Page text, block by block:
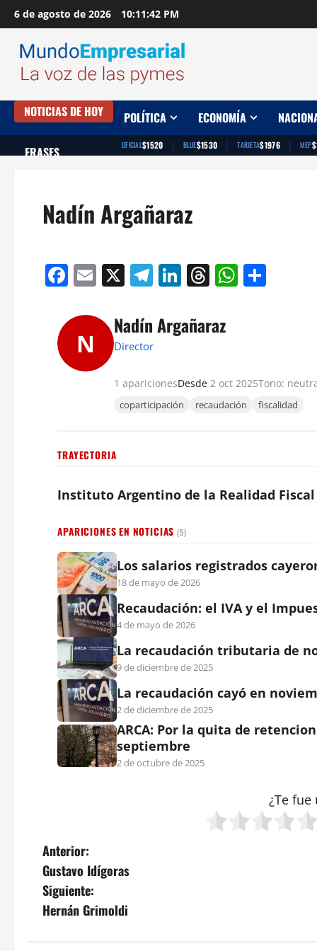
Saltar
al
contenido
6 de agosto de 2026 10:11:43 PM
NOTICIAS DE HOY POLÍTICA ECONOMÍA
FRASES OFICIAL$1520 | BLUE$1530 | TARJETA$1976 | MEP
Nadín Argañaraz
Facebook
Email
X Telegram
LinkedIn
Threads
N
Nadín Argañaraz
Director
1 aparicionesDesde 2 oct 2025Tono:
coparticipación recaudación fiscalidad
TRAYECTORIA
Instituto Argentino de la Realidad
APARICIONES EN NOTICIAS (5)
Los salarios registrados
18 de mayo de 2026
Recaudación: el IVA y el
4 de mayo de 2026
La recaudación tributaria de
9 de diciembre de 2025
La recaudación cayó en
2 de diciembre de 2025
ARCA: Por la quita de
septiembre
2 de octubre de 2025
¿Te fue
N
a
v
Anterior:
Gustavo Idígoras
Siguiente:
Hernán Grimoldi